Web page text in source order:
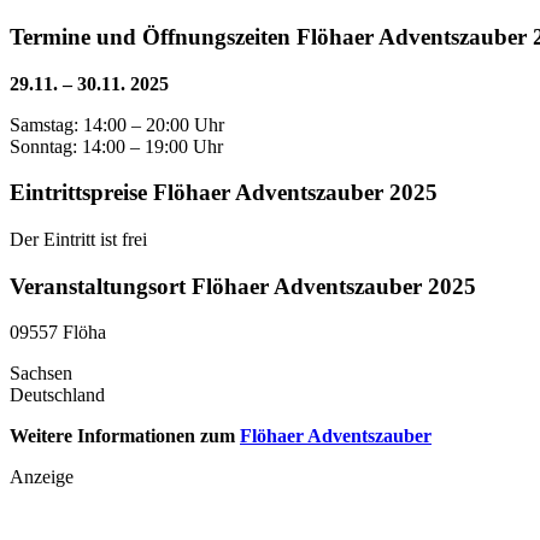
Termine und Öffnungszeiten Flöhaer Adventszauber
29.11. – 30.11. 2025
Samstag: 14:00 – 20:00 Uhr
Sonntag: 14:00 – 19:00 Uhr
Eintrittspreise Flöhaer Adventszauber 2025
Der Eintritt ist frei
Veranstaltungsort Flöhaer Adventszauber 2025
09557 Flöha
Sachsen
Deutschland
Weitere Informationen zum Flöhaer Adventszauber
Anzeige